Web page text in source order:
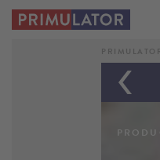
ICEMATIC
PANDAN